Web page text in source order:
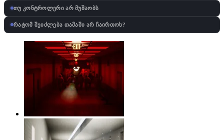
თუ კონტროლერი არ მუშაობს
რატომ შეიძლება თამაში არ ჩაირთოს?